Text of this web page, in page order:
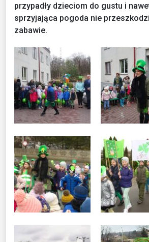
przypadły dzieciom do gustu i
sprzyjająca pogoda nie
zabawie.